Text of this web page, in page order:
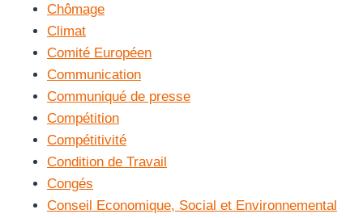
Chômage
Climat
Comité Européen
Communication
Communiqué de presse
Compétition
Compétitivité
Condition de Travail
Congés
Conseil Economique, Social et Environnemental